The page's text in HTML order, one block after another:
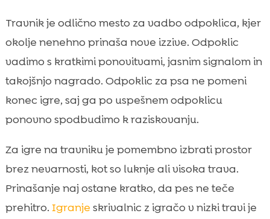
Travnik je odlično mesto za vadbo odpoklica, kjer
okolje nenehno prinaša nove izzive. Odpoklic
vadimo s kratkimi ponovitvami, jasnim signalom in
takojšnjo nagrado. Odpoklic za psa ne pomeni
konec igre, saj ga po uspešnem odpoklicu
ponovno spodbudimo k raziskovanju.
Za igre na travniku je pomembno izbrati prostor
brez nevarnosti, kot so luknje ali visoka trava.
Prinašanje naj ostane kratko, da pes ne teče
prehitro. Igranje skrivalnic z igračo v nizki travi je